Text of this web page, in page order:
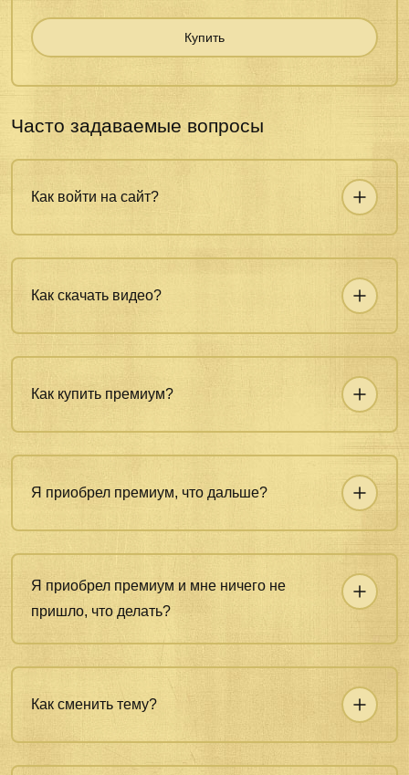
Купить
Часто задаваемые вопросы
Как войти на сайт?
Как скачать видео?
Как купить премиум?
Я приобрел премиум, что дальше?
Я приобрел премиум и мне ничего не
пришло, что делать?
Как сменить тему?